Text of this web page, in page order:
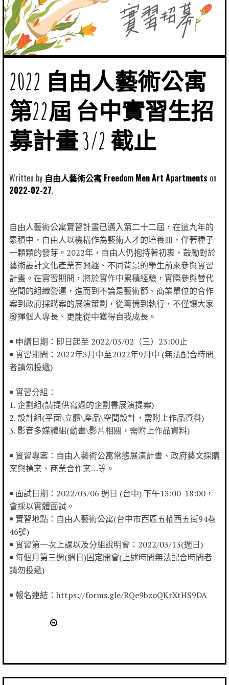
2022 自由人藝術公寓
第22屆 台中實習生招
募計畫 3/2 截止
Written by 自由人藝術公寓 Freedom Men Art Apartments
2022-02-27
自由人藝術公寓實習計畫已邁入第二十二屆，在這九年的
累積中，自由人以機構作為藝術人才的培養皿，伴著種子
一顆顆的發芽。2022年，自由人仍抱持著初衷，鼓勵對於
藝術設計文化產業有興趣、不同背景的學生前來參與實習
計畫。在實習期間，將於實作中累積經驗，實際參與替代
空間的組織營運，進而到不論是藝術節、商業單位的合作
案到政府採購案的展演策劃，從籌備到執行，不僅讓大家
發揮個人專長、更能從中獲得自我成長。
￭ 申請日期：即日起至 2022/03/02（三）23:00止
￭ 實習期間：2022年3月中至2022年9月中 (無法配合時間
者請勿投遞)
￭ 實習分組：
1. 企劃組(請提供寫過的企劃書展演提案)
2. 設計組(平面\立體\產品\空間設計，需附上作品資料)
3. 影音多媒體組(動畫\影片相關，需附上作品資料)
￭ 實習專案：自由人藝術公寓常態展演計畫、政府藝文採購
案與標案、商業合作案…等。
￭ 面試日期：2022/03/06 週日 (台中) 下午13:00-18:00，
會採以實體面試。
￭ 實習地點：自由人藝術公寓(台中市西區五權西五街94巷
46號)
￭ 實習第一次上課以及分組說明會：2022/03/13(週日)
￭ 每個月第三週(週日)固定開會(上述時間無法配合時間者
請勿投遞)
￭ 報名連結：https://forms.gle/RQe9bzoQKrXtHS9DA